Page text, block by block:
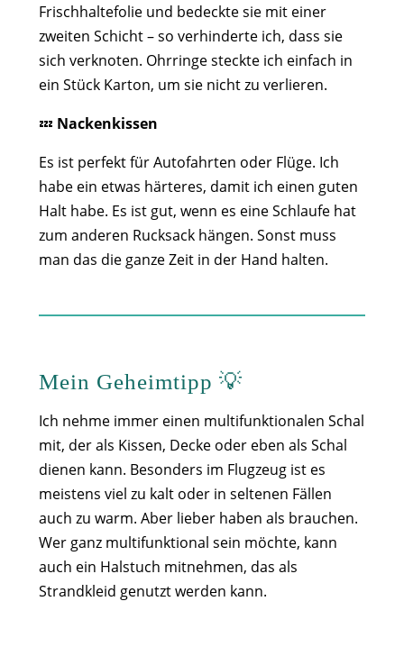
Frischhaltefolie und bedeckte sie mit einer
zweiten Schicht – so verhinderte ich, dass sie
sich verknoten. Ohrringe steckte ich einfach in
ein Stück Karton, um sie nicht zu verlieren.
💤 Nackenkissen
Es ist perfekt für Autofahrten oder Flüge. Ich
habe ein etwas härteres, damit ich einen guten
Halt habe. Es ist gut, wenn es eine Schlaufe hat
zum anderen Rucksack hängen. Sonst muss
man das die ganze Zeit in der Hand halten.
Mein Geheimtipp💡
Ich nehme immer einen multifunktionalen Schal
mit, der als Kissen, Decke oder eben als Schal
dienen kann. Besonders im Flugzeug ist es
meistens viel zu kalt oder in seltenen Fällen
auch zu warm. Aber lieber haben als brauchen.
Wer ganz multifunktional sein möchte, kann
auch ein Halstuch mitnehmen, das als
Strandkleid genutzt werden kann.